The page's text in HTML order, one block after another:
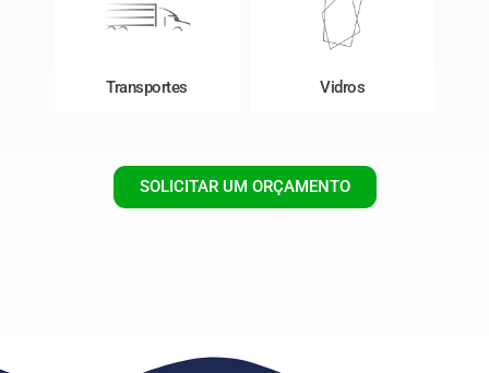
Transportes Vidros
SOLICITAR UM ORÇAMENTO